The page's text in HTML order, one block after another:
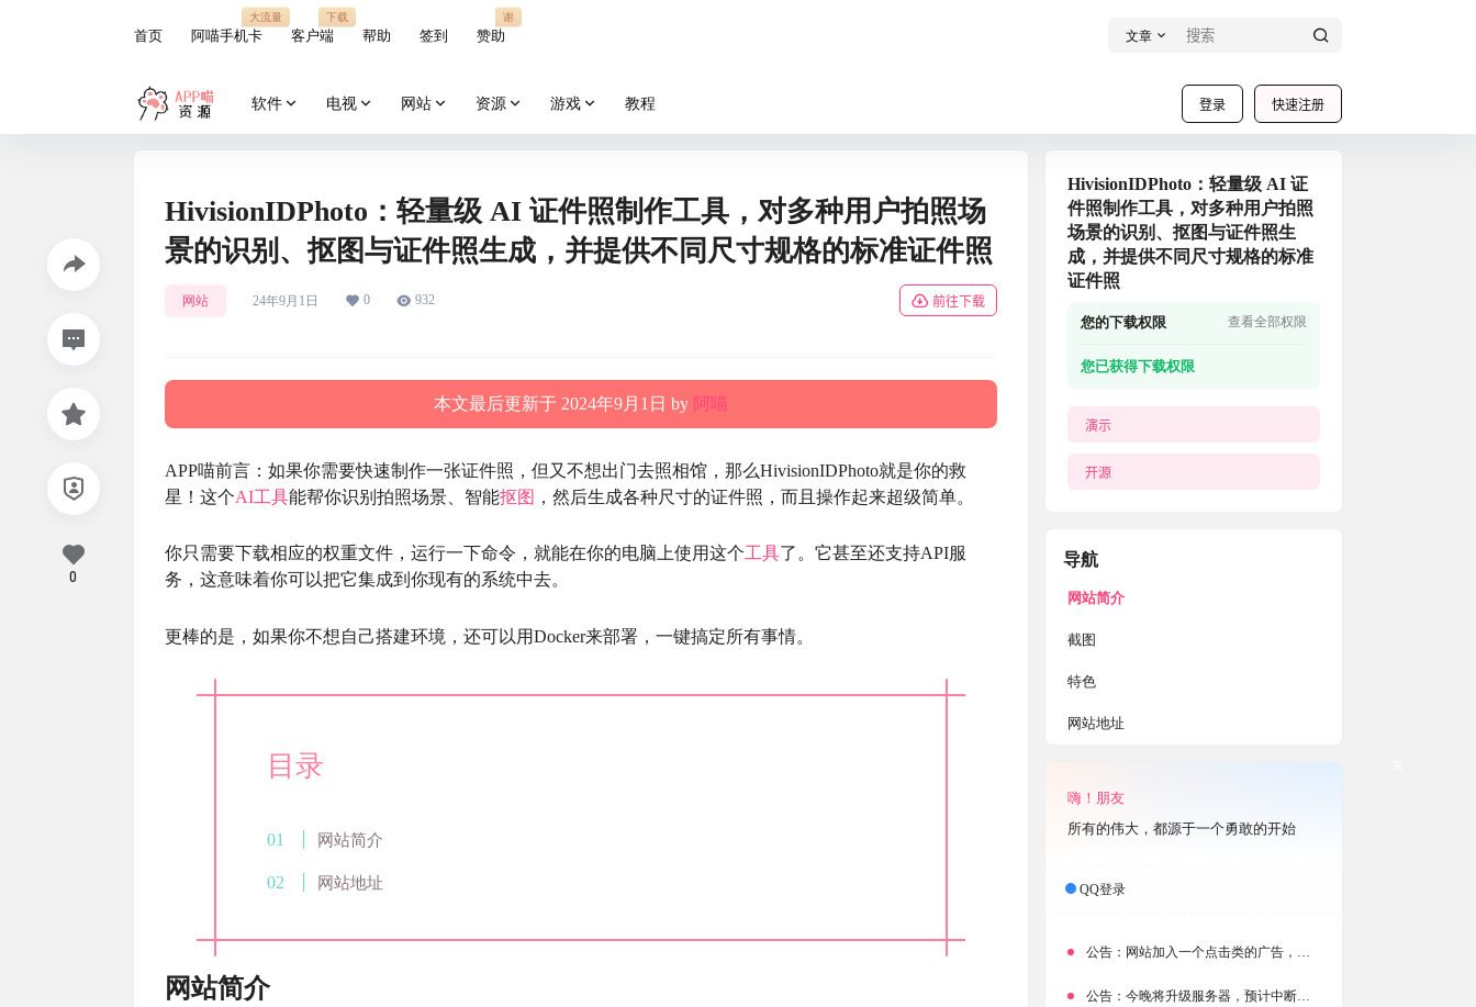
首页 阿喵手机卡
大流量
客户端
下载
帮助 签到 赞助
谢
文章
登录 快速注册
软件 电视 网站 资源 游戏 教程
HivisionIDPhoto：轻量级 AI 证件照制作工具，对多种用户拍照场
景的识别、抠图与证件照生成，并提供不同尺寸规格的标准证件照
网站 24年9月1日 0 932 前往下载
本文最后更新于 2024年9月1日 by 阿喵
APP喵前言：如果你需要快速制作一张证件照，但又不想出门去照相馆，那么HivisionIDPhoto就是你的救
星！这个AI工具能帮你识别拍照场景、智能抠图 ，然后生成各种尺寸的证件照，而且操作起来超级简单。
你只需要下载相应的权重文件，运行一下命令，就能在你的电脑上使用这个工具了。它甚至还支持API服
务，这意味着你可以把它集成到你现有的系统中去。
更棒的是，如果你不想自己搭建环境，还可以用Docker来部署，一键搞定所有事情。
目录
网站简介
网站地址
网站简介
0
HivisionIDPhoto：轻量级 AI 证
件照制作工具，对多种用户拍照
场景的识别、抠图与证件照生
成，并提供不同尺寸规格的标准
证件照
您的下载权限 查看全部权限
您已获得下载权限
演示
开源
导航
网站简介
截图
特色
网站地址
嗨！朋友
所有的伟大，都源于一个勇敢的开始
QQ登录
公告： 网站加入一个点击类的广告，大家点击下载按钮需要注意
公告： 今晚将升级服务器，预计中断时常为1分钟